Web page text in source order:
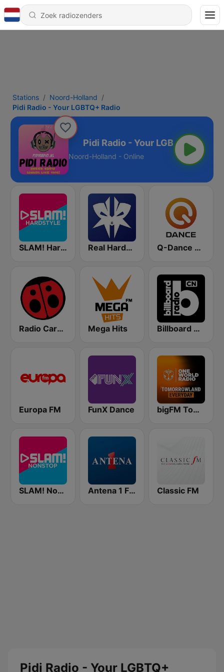
Stations
Noord-Holland
Pidi Radio - Your LGBTQ+ Radio
Radio
Noord-Holland - Online
SLAM! Hardstyle Real Hardstyle Q-Dance Radio
Radio Carolina Mega Hits Billboard Radio - EDM/Club
Europa FM FunX Dance bigFM Tomorrowland One World Radio
SLAM! Nonstop Antena 1 FM Classic FM
Pidi Radio - Your LGBTQ+